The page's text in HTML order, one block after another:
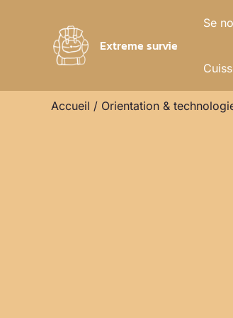
Extreme survie
Se
Accueil Orientation &